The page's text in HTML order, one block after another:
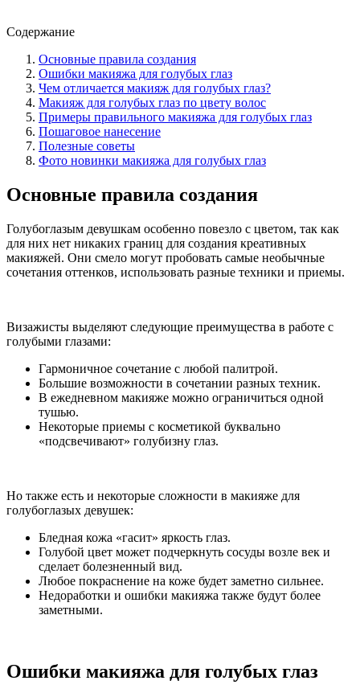
Содержание
Основные правила создания
Ошибки макияжа для голубых глаз
Чем отличается макияж для голубых глаз?
Макияж для голубых глаз по цвету волос
Примеры правильного макияжа для голубых глаз
Пошаговое нанесение
Полезные советы
Фото новинки макияжа для голубых глаз
Основные правила создания
Голубоглазым девушкам особенно повезло с цветом, так как
для них нет никаких границ для создания креативных
макияжей. Они смело могут пробовать самые необычные
сочетания оттенков, использовать разные техники и приемы.
Визажисты выделяют следующие преимущества в работе с
голубыми глазами:
Гармоничное сочетание с любой палитрой.
Большие возможности в сочетании разных техник.
В ежедневном макияже можно ограничиться одной
тушью.
Некоторые приемы с косметикой буквально
«подсвечивают» голубизну глаз.
Но также есть и некоторые сложности в макияже для
голубоглазых девушек:
Бледная кожа «гасит» яркость глаз.
Голубой цвет может подчеркнуть сосуды возле век и
сделает болезненный вид.
Любое покраснение на коже будет заметно сильнее.
Недоработки и ошибки макияжа также будут более
заметными.
Ошибки макияжа для голубых глаз